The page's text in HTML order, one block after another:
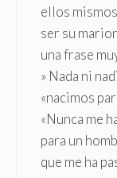
ellos
ser su
una frase
» Nada ni
«nacimos
«Nunca me
para un
que me ha